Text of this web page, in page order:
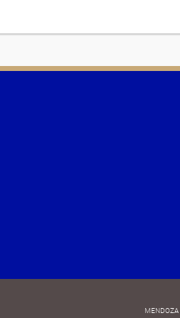
MENDOZA